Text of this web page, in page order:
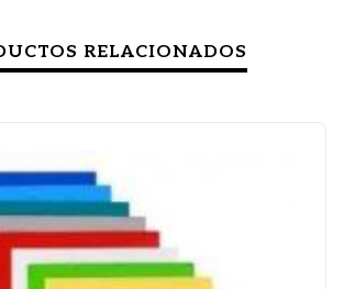
RELACIONADOS